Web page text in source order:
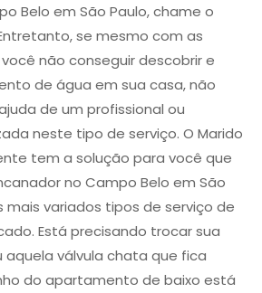
Belo em São Paulo, chame o
se mesmo com as
não conseguir descobrir e
de água em sua casa, não
de um profissional ou
neste tipo de serviço. O Marido
tem a solução para você que
no Campo Belo​ em São
mais variados tipos de ​serviço de
Está precisando trocar sua
aquela válvula chata que fica
do apartamento de baixo está